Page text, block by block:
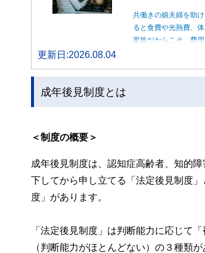
共働きの娘夫婦を助
ると食費や光熱費、
家族だからこそ、費
更新日:2026.08.04
成年後見制度とは
＜制度の概要＞
成年後見制度は、認知症高齢者、知的
下してから申し立てる「法定後見制度
度」があります。
「法定後見制度」は判断能力に応じて
（判断能力がほとんどない）の３種類が